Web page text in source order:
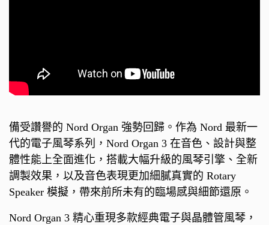
備受讚譽的 Nord Organ 強勢回歸。作為 Nord 最新一
代的電子風琴系列，Nord Organ 3 在音色、設計與整
體性能上全面進化，搭載大幅升級的風琴引擎、全新
調製效果，以及音色表現更加細膩真實的 Rotary
Speaker 模擬，帶來前所未有的臨場感與細節還原。
Nord Organ 3 精心重現多款經典電子與晶體管風琴，